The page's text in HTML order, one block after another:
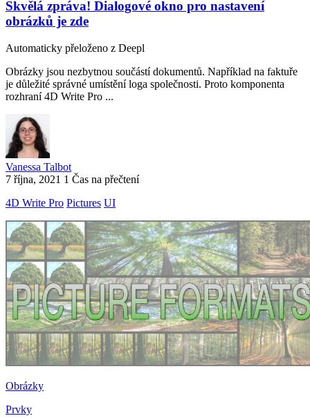
Skvělá zpráva! Dialogové okno pro nastavení
obrázků je zde
Automaticky přeloženo z Deepl
Obrázky jsou nezbytnou součástí dokumentů. Například na faktuře
je důležité správné umístění loga společnosti. Proto komponenta
rozhraní 4D Write Pro ...
Vanessa Talbot
7 října, 2021 1 Čas na přečtení
4D Write Pro Pictures UI
Obrázky
Prvky